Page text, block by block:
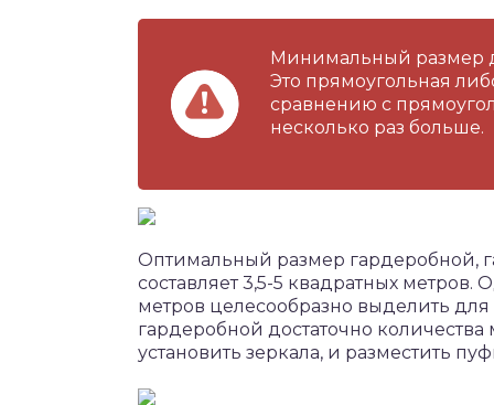
Минимальный размер
Это прямоугольная
сравнению с
несколько раз больше.
Оптимальный размер гардеробной,
составляет 3,5-5 квадратных метров.
метров целесообразно выделить
гардеробной достаточно
установить зеркала, и разместить